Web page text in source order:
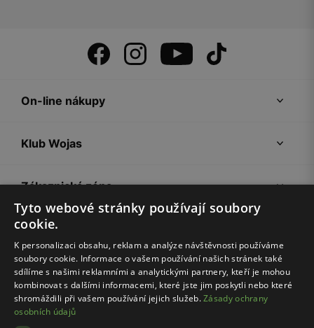
On-line nákupy
Klub Wojas
Zákaznická zóna
Společnost Wojas
Rady
Tyto webové stránky používají soubory
cookie.
K personalizaci obsahu, reklam a analýze návštěvnosti používáme
soubory cookie. Informace o vašem používání našich stránek také
sdílíme s našimi reklamními a analytickými partnery, kteří je mohou
kombinovat s dalšími informacemi, které jste jim poskytli nebo které
shromáždili při vašem používání jejich služeb.Zásady ochrany
osobních údajů